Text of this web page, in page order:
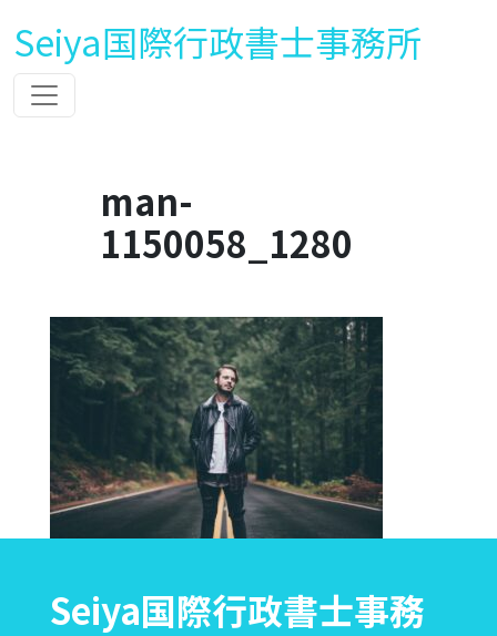
Seiya国際行政書士事務所
man-
1150058_1280
Seiya国際行政書士事務